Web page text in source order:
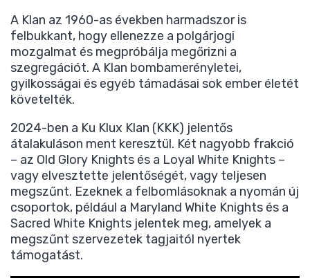
A Klan az 1960-as években harmadszor is
felbukkant, hogy ellenezze a polgárjogi
mozgalmat és megpróbálja megőrizni a
szegregációt. A Klan bombamerényletei,
gyilkosságai és egyéb támadásai sok ember életét
követelték.
2024-ben a Ku Klux Klan (KKK) jelentős
átalakuláson ment keresztül. Két nagyobb frakció
– az Old Glory Knights és a Loyal White Knights –
vagy elvesztette jelentőségét, vagy teljesen
megszűnt. Ezeknek a felbomlásoknak a nyomán új
csoportok, például a Maryland White Knights és a
Sacred White Knights jelentek meg, amelyek a
megszűnt szervezetek tagjaitól nyertek
támogatást.